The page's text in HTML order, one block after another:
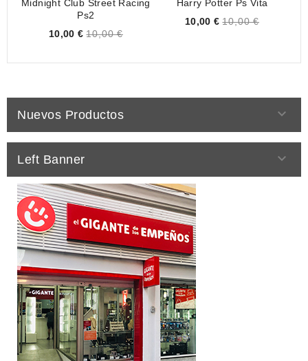
Midnight Club Street Racing
Ps2
Price
10,00 € 10,00 €
Harry Potter Ps Vita
Price
10,00 € 10,00 €
Nuevos Productos 
Left Banner 